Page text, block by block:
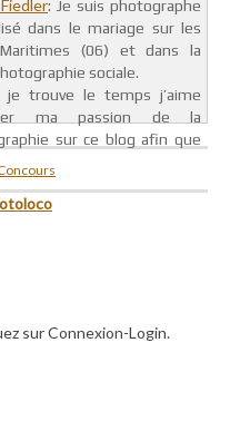
: Je suis photographe
dans le mariage sur les
Maritimes (06) et dans la
sociale.
je trouve le temps j’aime
ma passion de la
sur ce blog afin que
sur Connexion-Login.